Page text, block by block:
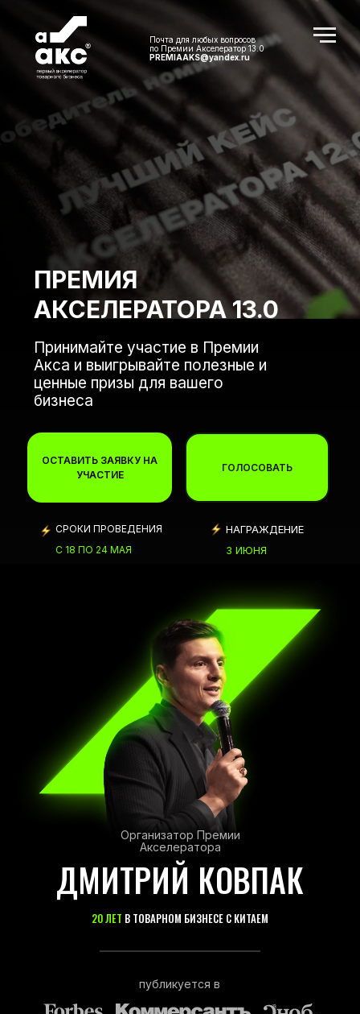
НАГРАЖДЕНИЕ
3 ИЮНЯ
СРОКИ ПРОВЕДЕНИЯ
С 18 ПО 24 МАЯ
Почта для любых вопросов
по Премии Акселератор 13.0
PREMIAAKS@yandex.ru
ПРЕМИЯ
АКСЕЛЕРАТОРА 13.0
Принимайте участие в Премии
Акса и выигрывайте полезные и
ценные призы для вашего
бизнеса
ГОЛОСОВАТЬ
ОСТАВИТЬ ЗАЯВКУ НА
УЧАСТИЕ
Организатор Премии
Акселератора
ДМИТРИЙ КОВПАК
20 ЛЕТ В ТОВАРНОМ БИЗНЕСЕ С КИТАЕМ
публикуется в